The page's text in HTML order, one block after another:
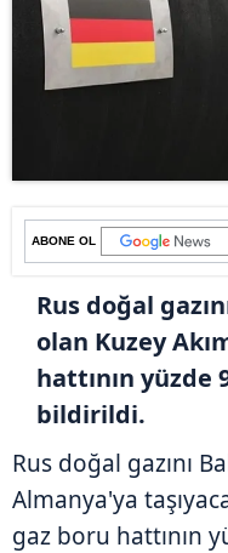
ABONE OL
Rus doğal
olan Kuzey
hattının yüzde
bildirildi.
Rus doğal gazını
Almanya'ya
gaz boru hattının